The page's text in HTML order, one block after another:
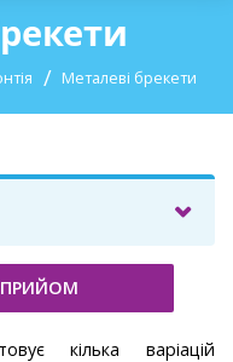
Металеві брекети
ПРИЙОМ
кілька варіацій